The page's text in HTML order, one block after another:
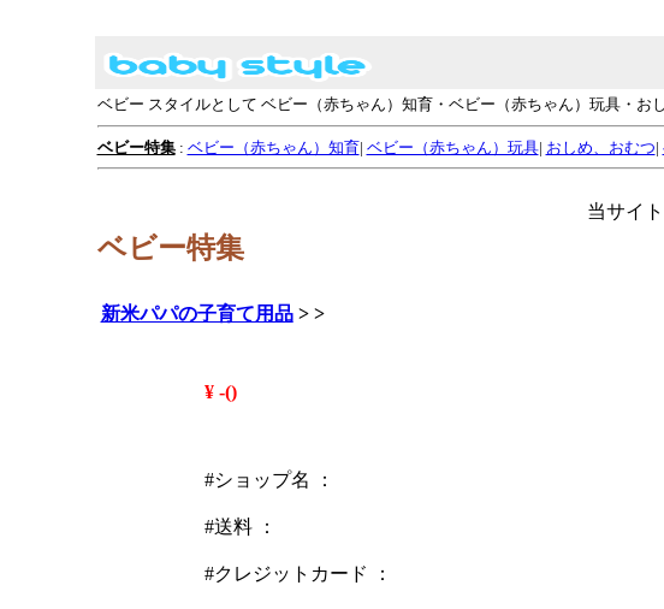
ベビー スタイルとして ベビー（赤ちゃん）知育・ベビー（赤ちゃん）玩具・
ベビー特集: ベビー（赤ちゃん）知育| ベビー（赤ちゃん）玩具| おしめ、おむつ|
当サイ
ベビー特集
新米パパの子育て用品> >
¥ -()
#ショップ名 ：
#送料 ：
#クレジットカード ：